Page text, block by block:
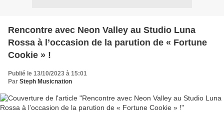
Rencontre avec Neon Valley au Studio Luna
Rossa à l’occasion de la parution de « Fortune
Cookie » !
Publié le 13/10/2023 à 15:01
Par Steph Musicnation